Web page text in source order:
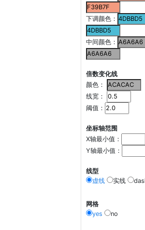
下调颜色：
中间颜色：
倍数变化线
颜色：
线宽：
阈值：
坐标轴范围
X轴最小值：
Y轴最小值：
线型
虚线
实线
网格
yes
no